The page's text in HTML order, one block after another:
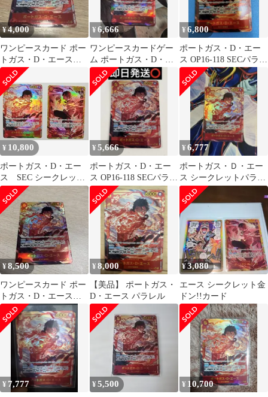
¥4,000
ワンピースカード ポー
トガス・D・エース
OP15-118 SEC パラレル
¥6,666
ワンピースカードゲー
ム ポートガス・D・エ
ース OP16-118 SEC
¥6,800
ポートガス・D・エー
ス OP16-118 SECパラレ
ル 決戦の刻 シクパ
ラ
¥ 10,800
ポートガス・D・エー
ス SEC シークレット
パラレル2枚セット
¥5,666
ポートガス・D・エー
ス OP16-118 SECパラレ
ル 決戦の刻
¥6,777
ポートガス・Ｄ・エー
ス シークレットパラレ
ル ワンピース 決戦の刻
¥8,500
ワンピースカード ポー
トガス・D・エース
SEC パラレル
¥8,000
【美品】 ポートガス・
D・エース パラレル
¥3,080
エース シークレット金
ドン!!カード
¥ 7,777 ¥5,500 ¥ 10,700